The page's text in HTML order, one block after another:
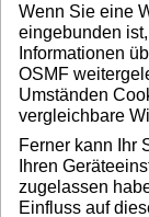
Wenn Sie eine
eingebunden
Informationen
OSMF
Umständen
vergleichbare
Ferner kann Ihr
Ihren
zugelassen
Einfluss auf